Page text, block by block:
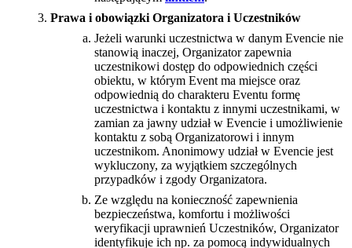
Prawa i obowiązki Organizatora i Uczestników
Jeżeli warunki uczestnictwa w danym Evencie nie
stanowią inaczej, Organizator zapewnia
uczestnikowi dostęp do odpowiednich części
obiektu, w którym Event ma miejsce oraz
odpowiednią do charakteru Eventu formę
uczestnictwa i kontaktu z innymi uczestnikami, w
zamian za jawny udział w Evencie i umożliwienie
kontaktu z sobą Organizatorowi i innym
uczestnikom. Anonimowy udział w Evencie jest
wykluczony, za wyjątkiem szczególnych
przypadków i zgody Organizatora.
Ze względu na konieczność zapewnienia
bezpieczeństwa, komfortu i możliwości
weryfikacji uprawnień Uczestników, Organizator
identyfikuje ich np. za pomocą indywidualnych